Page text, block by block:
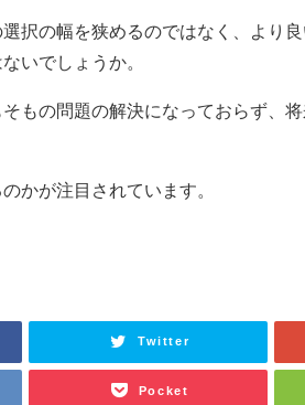
択の幅を狭めるのではなく、より
いでしょうか。
もの問題の解決になっておらず、
かが注目されています。
Twitter
Pocket